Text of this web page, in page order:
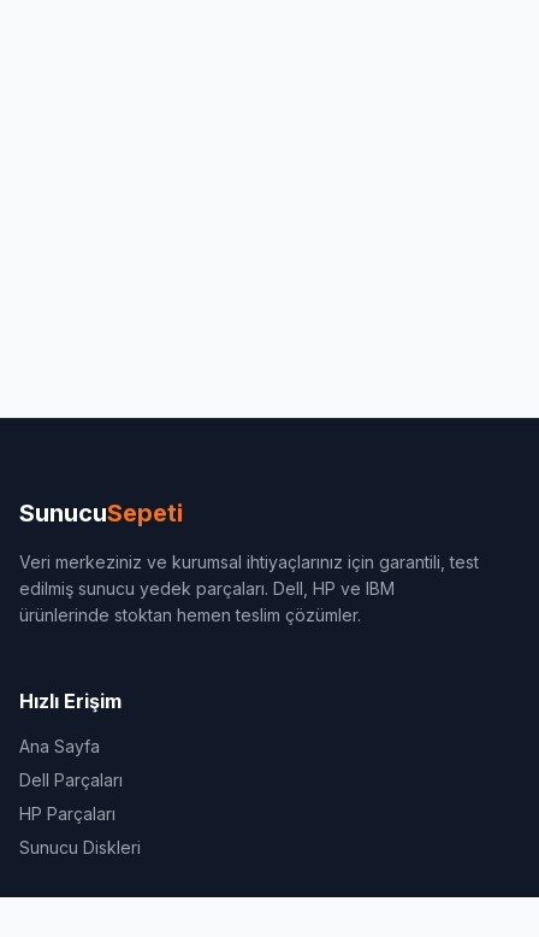
SunucuSepeti
Veri merkeziniz ve kurumsal ihtiyaçlarınız için garantili, test
edilmiş sunucu yedek parçaları. Dell, HP ve IBM
ürünlerinde stoktan hemen teslim çözümler.
Hızlı Erişim
Ana Sayfa
Dell Parçaları
HP Parçaları
Sunucu Diskleri